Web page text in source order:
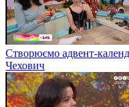
Створюємо адвент-
Чехович